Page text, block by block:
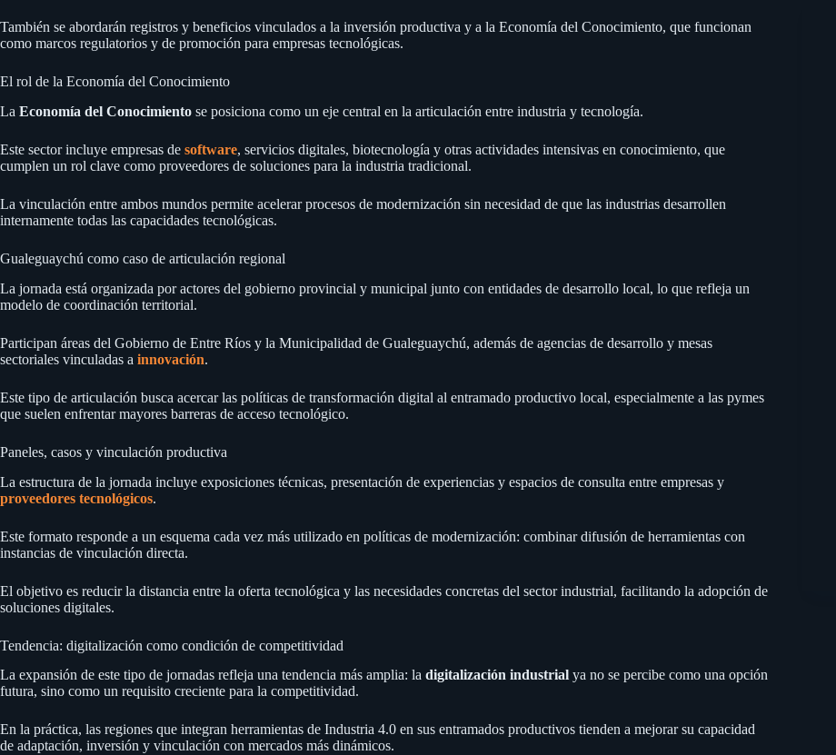
También se abordarán registros y beneficios vinculados a la inversión productiva y a la Economía del Conocimiento, que funcionan
como marcos regulatorios y de promoción para empresas tecnológicas.
El rol de la Economía del Conocimiento
La Economía del Conocimiento se posiciona como un eje central en la articulación entre industria y tecnología.
Este sector incluye empresas de software, servicios digitales, biotecnología y otras actividades intensivas en conocimiento, que
cumplen un rol clave como proveedores de soluciones para la industria tradicional.
La vinculación entre ambos mundos permite acelerar procesos de modernización sin necesidad de que las industrias desarrollen
internamente todas las capacidades tecnológicas.
Gualeguaychú como caso de articulación regional
La jornada está organizada por actores del gobierno provincial y municipal junto con entidades de desarrollo local, lo que refleja un
modelo de coordinación territorial.
Participan áreas del Gobierno de Entre Ríos y la Municipalidad de Gualeguaychú, además de agencias de desarrollo y mesas
sectoriales vinculadas a innovación.
Este tipo de articulación busca acercar las políticas de transformación digital al entramado productivo local, especialmente a las pymes
que suelen enfrentar mayores barreras de acceso tecnológico.
Paneles, casos y vinculación productiva
La estructura de la jornada incluye exposiciones técnicas, presentación de experiencias y espacios de consulta entre empresas y
proveedores tecnológicos.
Este formato responde a un esquema cada vez más utilizado en políticas de modernización: combinar difusión de herramientas con
instancias de vinculación directa.
El objetivo es reducir la distancia entre la oferta tecnológica y las necesidades concretas del sector industrial, facilitando la adopción de
soluciones digitales.
Tendencia: digitalización como condición de competitividad
La expansión de este tipo de jornadas refleja una tendencia más amplia: la digitalización industrial ya no se percibe como una opción
futura, sino como un requisito creciente para la competitividad.
En la práctica, las regiones que integran herramientas de Industria 4.0 en sus entramados productivos tienden a mejorar su capacidad
de adaptación, inversión y vinculación con mercados más dinámicos.